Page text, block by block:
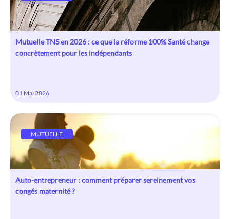
Mutuelle TNS en 2026 : ce que la réforme 100% Santé change
concrètement pour les indépendants
01 Mai 2026
MUTUELLE
Auto-entrepreneur : comment préparer sereinement vos
congés maternité ?